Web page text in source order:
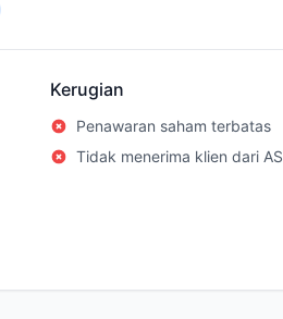
Kerugian
Penawaran saham terbatas
Tidak menerima klien dari AS